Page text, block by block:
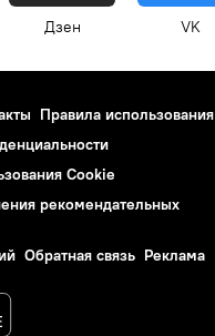
Дзен VK
Правила использования
Cookie
рекомендательных
Обратная связь Реклама